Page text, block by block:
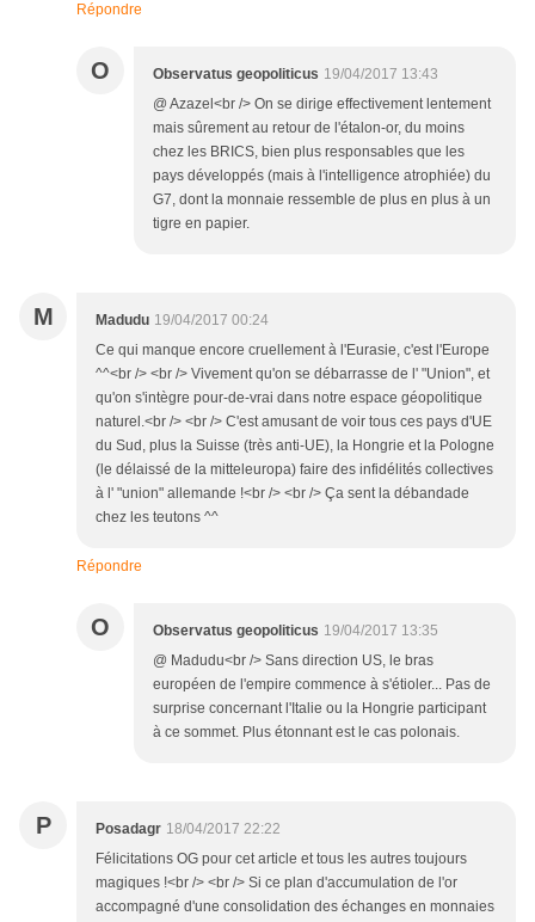
Répondre
O Observatus geopoliticus 19/04/2017 13:43
@ Azazel<br /> On se dirige effectivement lentement
mais sûrement au retour de l'étalon-or, du moins
chez les BRICS, bien plus responsables que les
pays développés (mais à l'intelligence atrophiée) du
G7, dont la monnaie ressemble de plus en plus à un
tigre en papier.
M Madudu 19/04/2017 00:24
Ce qui manque encore cruellement à l'Eurasie, c'est l'Europe
^^<br /> <br /> Vivement qu'on se débarrasse de l' "Union", et
qu'on s'intègre pour-de-vrai dans notre espace géopolitique
naturel.<br /> <br /> C'est amusant de voir tous ces pays d'UE
du Sud, plus la Suisse (très anti-UE), la Hongrie et la Pologne
(le délaissé de la mitteleuropa) faire des infidélités collectives
à l' "union" allemande !<br /> <br /> Ça sent la débandade
chez les teutons ^^
Répondre
O Observatus geopoliticus 19/04/2017 13:35
@ Madudu<br /> Sans direction US, le bras
européen de l'empire commence à s'étioler... Pas de
surprise concernant l'Italie ou la Hongrie participant
à ce sommet. Plus étonnant est le cas polonais.
P Posadagr 18/04/2017 22:22
Félicitations OG pour cet article et tous les autres toujours
magiques !<br /> <br /> Si ce plan d'accumulation de l'or
accompagné d'une consolidation des échanges en monnaies